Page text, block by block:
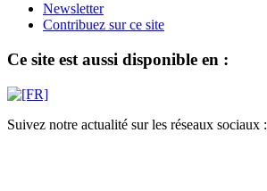
Newsletter
Contribuez sur ce site
Ce site est aussi disponible en :
Suivez notre actualité sur les réseaux sociaux :